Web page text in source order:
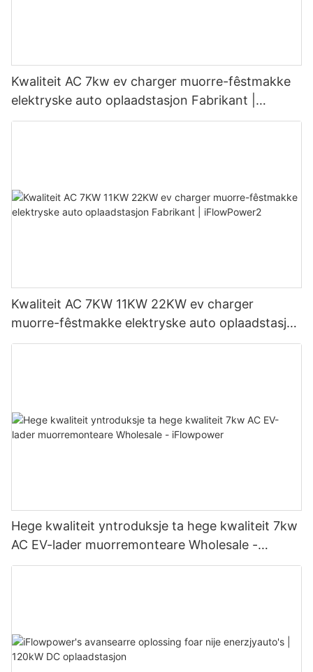
Kwaliteit AC 7kw ev charger muorre-fêstmakke
elektryske auto oplaadstasjon Fabrikant |
iFlowPower3
Kwaliteit AC 7KW 11KW 22KW ev charger
muorre-fêstmakke elektryske auto oplaadstasjon
Fabrikant | iFlowPower2
Hege kwaliteit yntroduksje ta hege kwaliteit 7kw
AC EV-lader muorremonteare Wholesale -
iFlowpower